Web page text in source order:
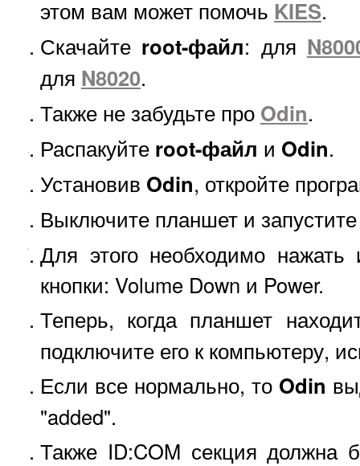
этом вам может помочь KIES.
Скачайте root-файл: для
для N8020.
Также не забудьте про Odin.
Распакуйте root-файл и Odin.
Установив Odin, откройте
Выключите планшет и запустите
Для этого необходимо
кнопки: Volume Down и Power.
Теперь, когда планшет
подключите его к компьютеру,
Если все нормально, то Odin
"added".
Также ID:COM секция должна